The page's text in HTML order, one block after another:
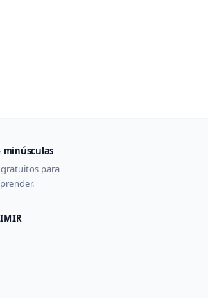
minúsculas
para